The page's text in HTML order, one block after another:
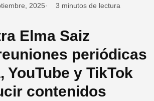
2025 3 minutos de lectura
Elma Saiz
periódicas
YouTube y TikTok
contenidos